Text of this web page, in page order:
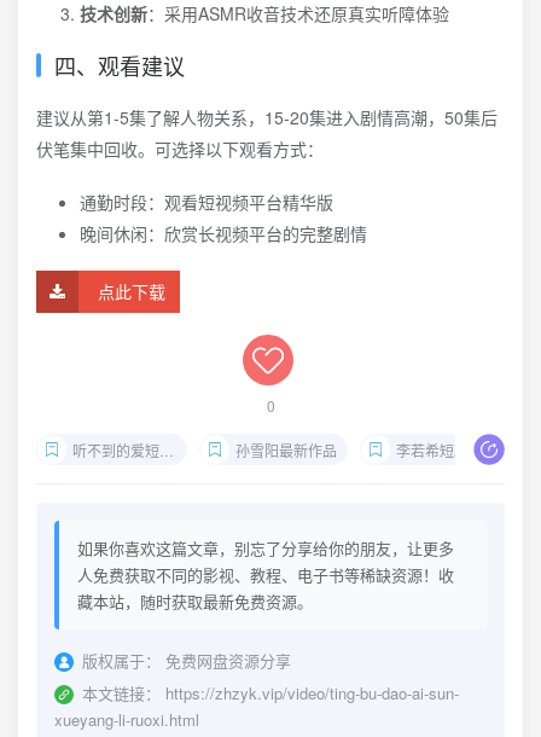
技术创新：采用ASMR收音技术还原真实听障体验
四、观看建议
建议从第1-5集了解人物关系，15-20集进入剧情高潮，50集后
伏笔集中回收。可选择以下观看方式：
通勤时段：观看短视频平台精华版
晚间休闲：欣赏长视频平台的完整剧情
点此下载
0
听不到的爱短剧资源 孙雪阳最新作品 李若希短剧合集
如果你喜欢这篇文章，别忘了分享给你的朋友，让更多
人免费获取不同的影视、教程、电子书等稀缺资源！收
藏本站，随时获取最新免费资源。
版权属于：
免费网盘资源分享
本文链接：
https://zhzyk.vip/video/ting-bu-dao-ai-sun-
xueyang-li-ruoxi.html